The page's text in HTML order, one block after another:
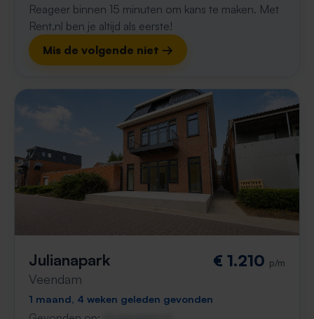
Reageer binnen 15 minuten om kans te maken. Met
Rent.nl ben je altijd als eerste!
Mis de volgende niet →
Julianapark
Veendam
€ 1.210 p/m
1 maand, 4 weken geleden gevonden